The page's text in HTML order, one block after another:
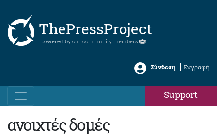
ThePressProject
powered by our community members
Σύνδεση Εγγραφή
Support
ανοιχτές δομές